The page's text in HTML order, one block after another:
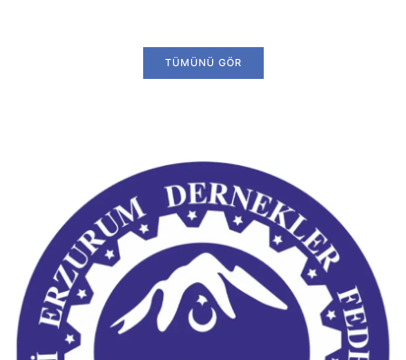
TÜMÜNÜ GÖR